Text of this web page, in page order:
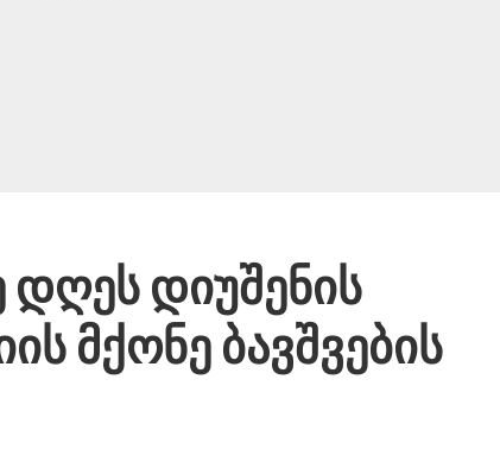
დღეს დიუშენის
მქონე ბავშვების